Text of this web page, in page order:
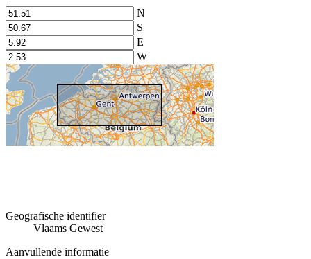
N
S
E
W
Geografische identifier
Vlaams Gewest
Aanvullende informatie